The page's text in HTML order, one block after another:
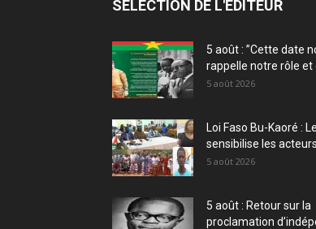
SÉLECTION DE L'EDITEUR
5 août : ”Cette date
rappelle notre rôle et
5 août 2026
Loi Faso Bu-Kaoré :
sensibilise les acteurs
5 août 2026
5 août : Retour sur la
proclamation